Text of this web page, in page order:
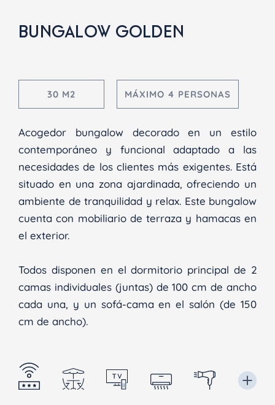
BUNGALOW GOLDEN
30 M2 MÁXIMO 4 PERSONAS
Acogedor bungalow decorado en un estilo
contemporáneo y funcional adaptado a las
necesidades de los clientes más exigentes. Está
situado en una zona ajardinada, ofreciendo un
ambiente de tranquilidad y relax. Este bungalow
cuenta con mobiliario de terraza y hamacas en
el exterior.
Todos disponen en el dormitorio principal de 2
camas individuales (juntas) de 100 cm de ancho
cada una, y un sofá-cama en el salón (de 150
cm de ancho).